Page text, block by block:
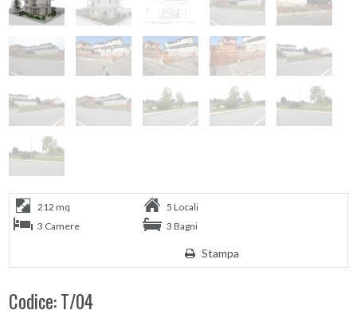
212 mq
5 Locali
3 Camere
3 Bagni
Stampa
Codice: T/04